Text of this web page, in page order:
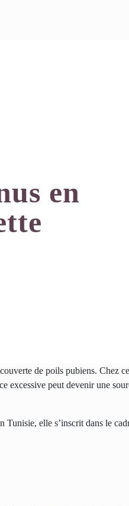
en
de poils pubiens. Chez
excessive peut devenir une
Tunisie, elle s’inscrit dans le